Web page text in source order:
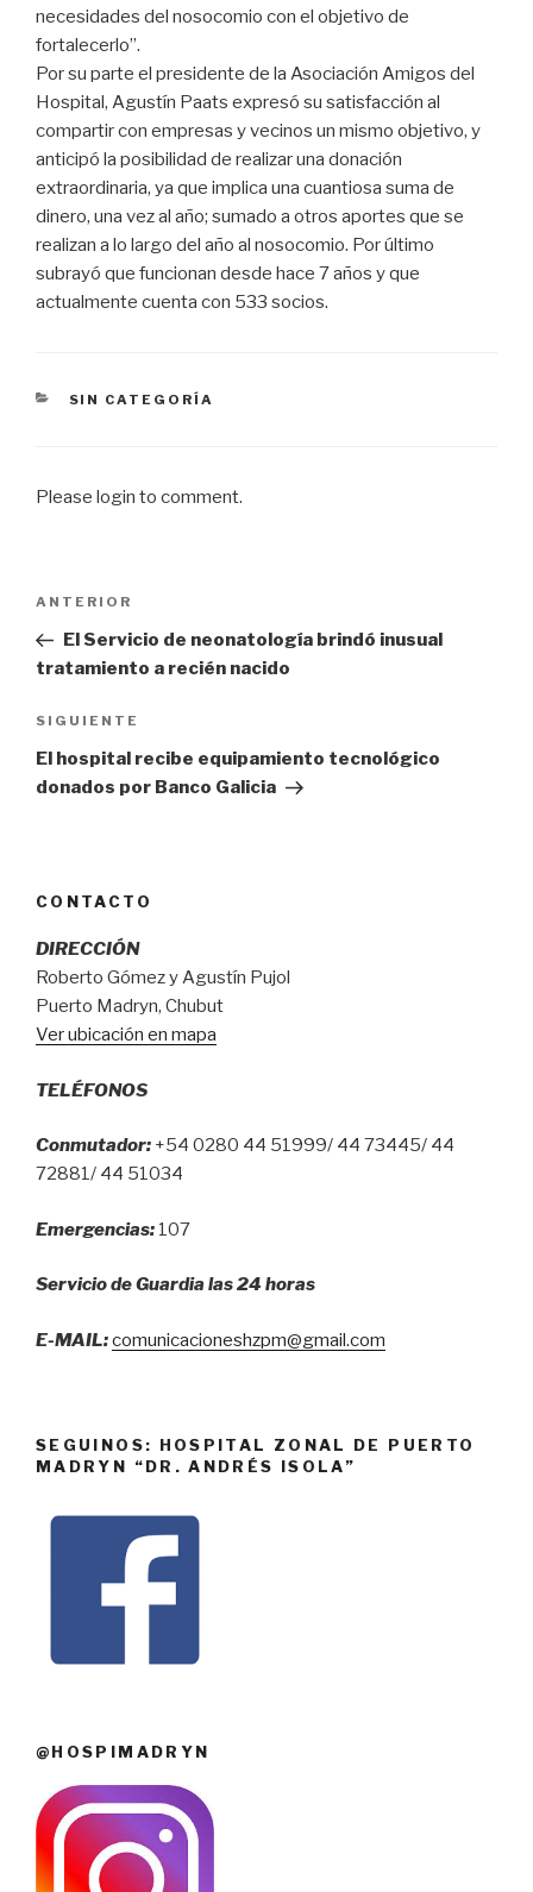
necesidades del nosocomio con el objetivo de
fortalecerlo”.
Por su parte el presidente de la Asociación Amigos del
Hospital, Agustín Paats expresó su satisfacción al
compartir con empresas y vecinos un mismo objetivo, y
anticipó la posibilidad de realizar una donación
extraordinaria, ya que implica una cuantiosa suma de
dinero, una vez al año; sumado a otros aportes que se
realizan a lo largo del año al nosocomio. Por último
subrayó que funcionan desde hace 7 años y que
actualmente cuenta con 533 socios.
CATEGORÍAS
SIN CATEGORÍA
Please login to comment.
entradas
Entrada
anterior
ANTERIOR
El Servicio de neonatología brindó inusual
tratamiento a recién nacido
Siguiente
entrada
SIGUIENTE
El hospital recibe equipamiento tecnológico
donados por Banco Galicia
CONTACTO
DIRECCIÓN
Roberto Gómez y Agustín Pujol
Puerto Madryn, Chubut
Ver ubicación en mapa
TELÉFONOS
Conmutador: +54 0280 44 51999/ 44 73445/ 44
72881/ 44 51034
Emergencias: 107
Servicio de Guardia las 24 horas
E-MAIL:comunicacioneshzpm@gmail.com
SEGUINOS: HOSPITAL ZONAL DE PUERTO
MADRYN “DR. ANDRÉS ISOLA”
@HOSPIMADRYN